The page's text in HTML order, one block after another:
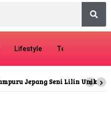
Lifestyle Tech
Jepang Seni Lilin Unik